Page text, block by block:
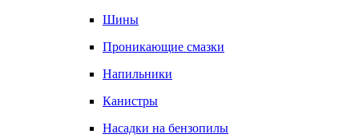
Шины
Проникающие смазки
Напильники
Канистры
Насадки на бензопилы